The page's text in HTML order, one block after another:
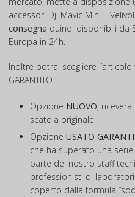
accessori Dji Mavic Mini –
consegna quindi disponibili da
Europa in 24h.
Inoltre potrai scegliere l’articolo
GARANTITO.
Opzione NUOVO,
scatola originale
Opzione USATO
che ha superato una
parte del nostro staff
professionisti di
coperto dalla formula